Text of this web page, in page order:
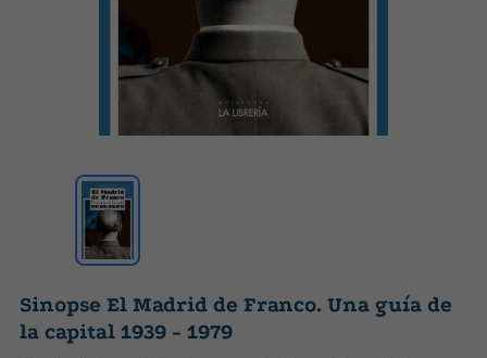
Sinopse El Madrid de Franco. Una guía de
la capital 1939 - 1979